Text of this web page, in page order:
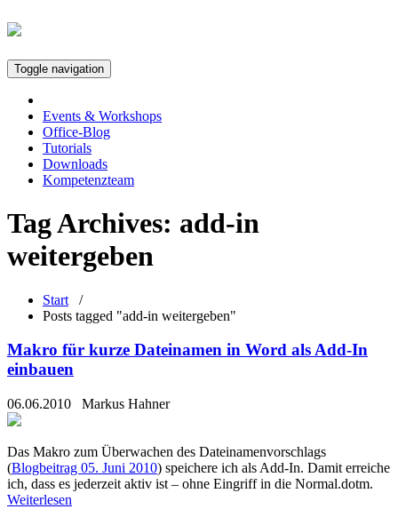
Toggle navigation
Events & Workshops
Office-Blog
Tutorials
Downloads
Kompetenzteam
Tag Archives: add-in
weitergeben
Start /
Posts tagged "add-in weitergeben"
Makro für kurze Dateinamen in Word als Add-In
einbauen
06.06.2010 Markus Hahner
Das Makro zum Überwachen des Dateinamenvorschlags
(Blogbeitrag 05. Juni 2010) speichere ich als Add-In. Damit erreiche
ich, dass es jederzeit aktiv ist – ohne Eingriff in die Normal.dotm.
Weiterlesen